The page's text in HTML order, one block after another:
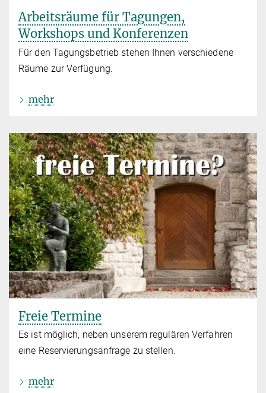
Arbeitsräume für Tagungen,
Workshops und Konferenzen
Für den Tagungsbetrieb stehen Ihnen verschiedene
Räume zur Verfügung.
mehr
Freie Termine
Es ist möglich, neben unserem regulären Verfahren
eine Reservierungsanfrage zu stellen.
mehr